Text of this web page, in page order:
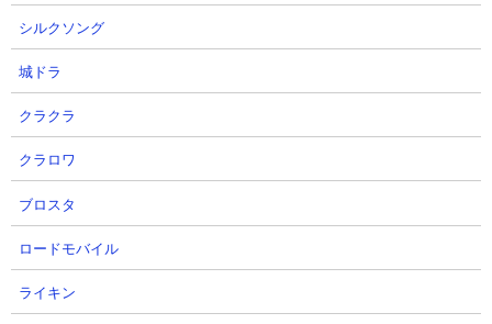
【ジージェネエターナル】 強敵襲
来 騎士ガンダム（ケンタウロス形
態） チャレンジレベル20への挑戦
【SDガンダム Gジェネレーショ
ンエターナル】
シャアになれないキヤスバルさん
17
騎士ガンダム ケンタウロスモー
ーションエターナル
さん
シルクソング
城ドラ
クラクラ
クラロワ
ブロスタ
ロードモバイル
ライキン